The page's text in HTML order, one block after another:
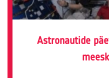
Astronautide